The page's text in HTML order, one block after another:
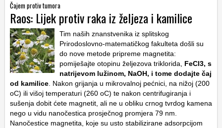
Čajem protiv tumora
Raos: Lijek protiv raka iz željeza i kamilice
Tim naših znanstvenika iz splitskog
Prirodoslovno-matematičkog fakulteta došli su
do nove metode pripreme magnetita:
pomiješajte otopinu željezova triklorida, FeCl3, s
natrijevom lužinom, NaOH, i tome dodajte čaj
od kamilice . Nakon grijanja u mikrovalnoj pećnici, na nižoj (200
oC) ili višoj temperaturi (260 oC) te nakon centrifugiranja i
sušenja dobit ćete magnetit, ali ne u obliku crnog tvrdog kamena
nego u vidu nanočestica prosječnog promjera 79 nm.
Nanočestice magnetita, koje su usto stabilizirane adsorpcijom